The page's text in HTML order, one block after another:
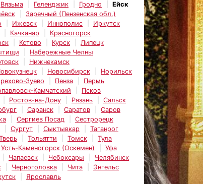
Вязьма Геленджик Гродно
Ейск
Заречный (Пензенская обл.)
Ижевск Иннополис
Иркутск
Качканар
Красногорск
Кстово Курск
Липецк
Набережные Челны
Нижнекамск
Новосибирск
Норильск
Зуево Пенза
Пермь
Камчатский
Псков
Ростов-на-Дону Рязань
Сальск
Саранск Саратов
Саров
Сергиев Посад
Сестрорецк
Сургут Сыктывкар
Таганрог
Тольятти Томск
Тула
Усть-Каменогорск (Оскемен)
Уфа
Чапаевск Чебоксары
Челябинск
Черноголовка Чита
Энгельс
Ярославль